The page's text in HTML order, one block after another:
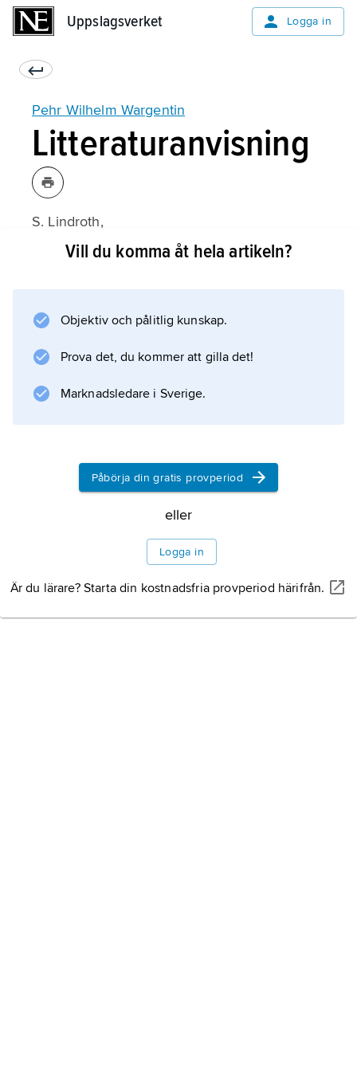
Uppslagsverket Logga in
Pehr Wilhelm Wargentin
Litteraturanvisning
S. Lindroth,
Kungl. Svenska Vetenskapsakademiens
Information om artikeln
Vill du komma åt hela artikeln?
Objektiv och pålitlig kunskap.
Prova det, du kommer att gilla det!
Marknadsledare i Sverige.
Påbörja din gratis provperiod
eller
Logga in
Är du lärare? Starta din kostnadsfria provperiod härifrån.